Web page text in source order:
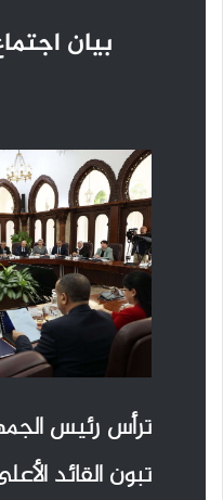
بيان
ترأس رئيس
تبون القائد